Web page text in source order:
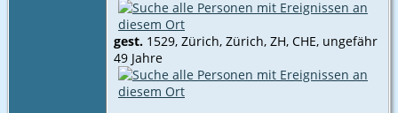
gest. 1529, Zürich, Zürich, ZH, CHE‎, ungefähr
49 Jahre